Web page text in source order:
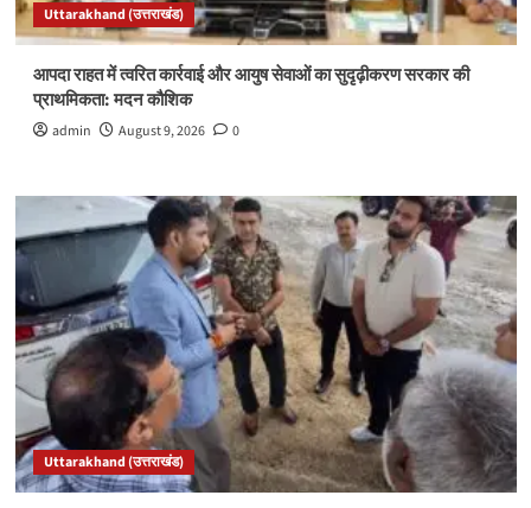
Uttarakhand (उत्तराखंड)
आपदा राहत में त्वरित कार्रवाई और आयुष सेवाओं का सुदृढ़ीकरण सरकार की
प्राथमिकता: मदन कौशिक
admin August 9, 2026 0
Uttarakhand (उत्तराखंड)